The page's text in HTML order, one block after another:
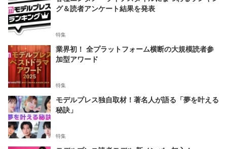
グ＆読者アンケート結果を発表
特集
業界初！ 全プラットフォーム横断の大規模読者参
加型アワード
特集
モデルプレス独自取材！著名人が語る「夢を叶える
秘訣」
特集